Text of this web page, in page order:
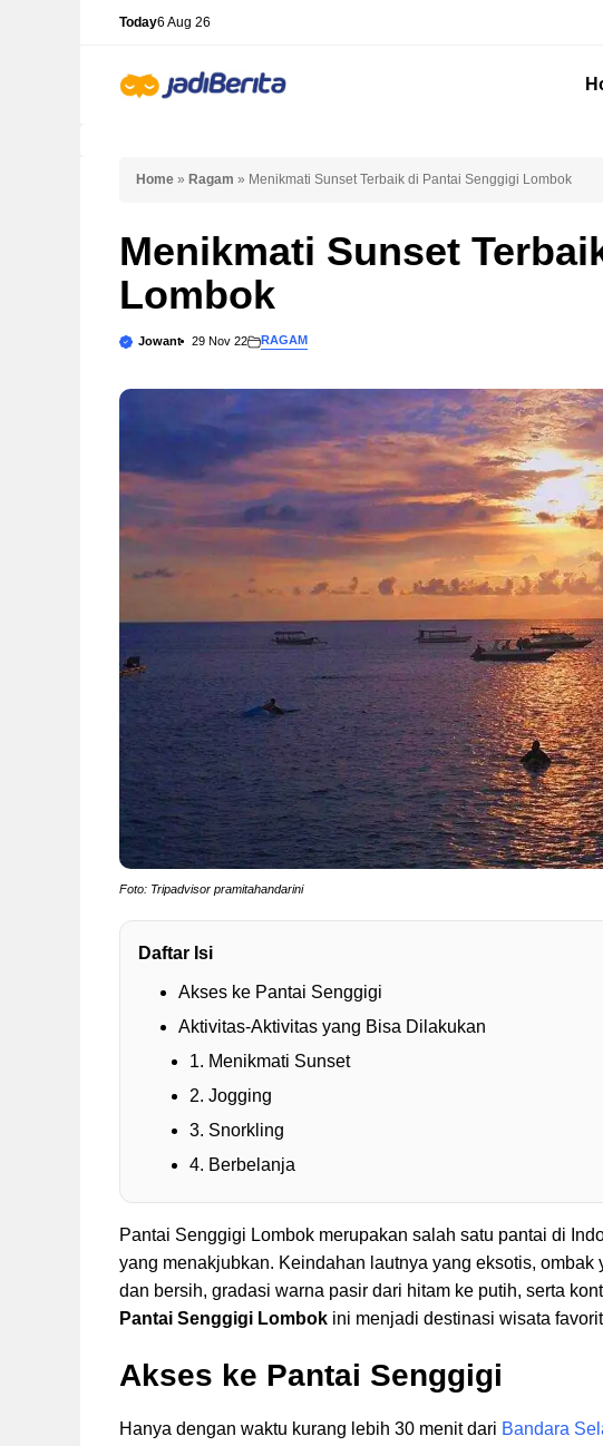
Today6 Aug 26
Home » Ragam » Menikmati Sunset Terbaik di Pantai Senggigi Lombok
Menikmati Sunset
Lombok
Jowant 29 Nov 22 RAGAM
Foto: Tripadvisor pramitahandarini
Daftar Isi
Akses ke Pantai Senggigi
Aktivitas-Aktivitas yang Bisa Dilakukan
1. Menikmati Sunset
2. Jogging
3. Snorkling
4. Berbelanja
Pantai Senggigi Lombok merupakan salah satu pantai di
yang menakjubkan. Keindahan lautnya yang eksotis,
dan bersih, gradasi warna pasir dari hitam ke putih, serta
Pantai Senggigi Lombok ini menjadi destinasi wisata
Akses ke Pantai Senggigi
Hanya dengan waktu kurang lebih 30 menit dari Bandara